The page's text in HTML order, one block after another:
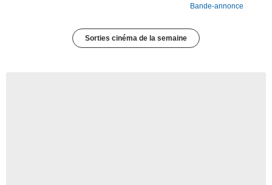
Bande-annonce
Sorties cinéma de la semaine